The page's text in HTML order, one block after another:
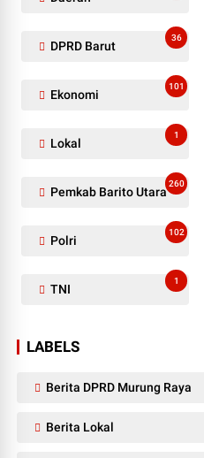
DPRD Barut
36
Ekonomi
101
Lokal
1
Pemkab Barito Utara
260
Polri
102
TNI
1
LABELS
Berita DPRD Murung Raya
Berita Lokal